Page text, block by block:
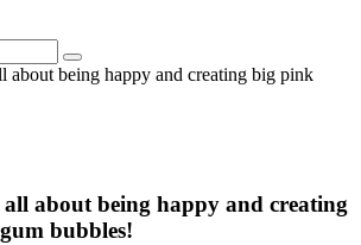
all about being happy and creating
bubbles!